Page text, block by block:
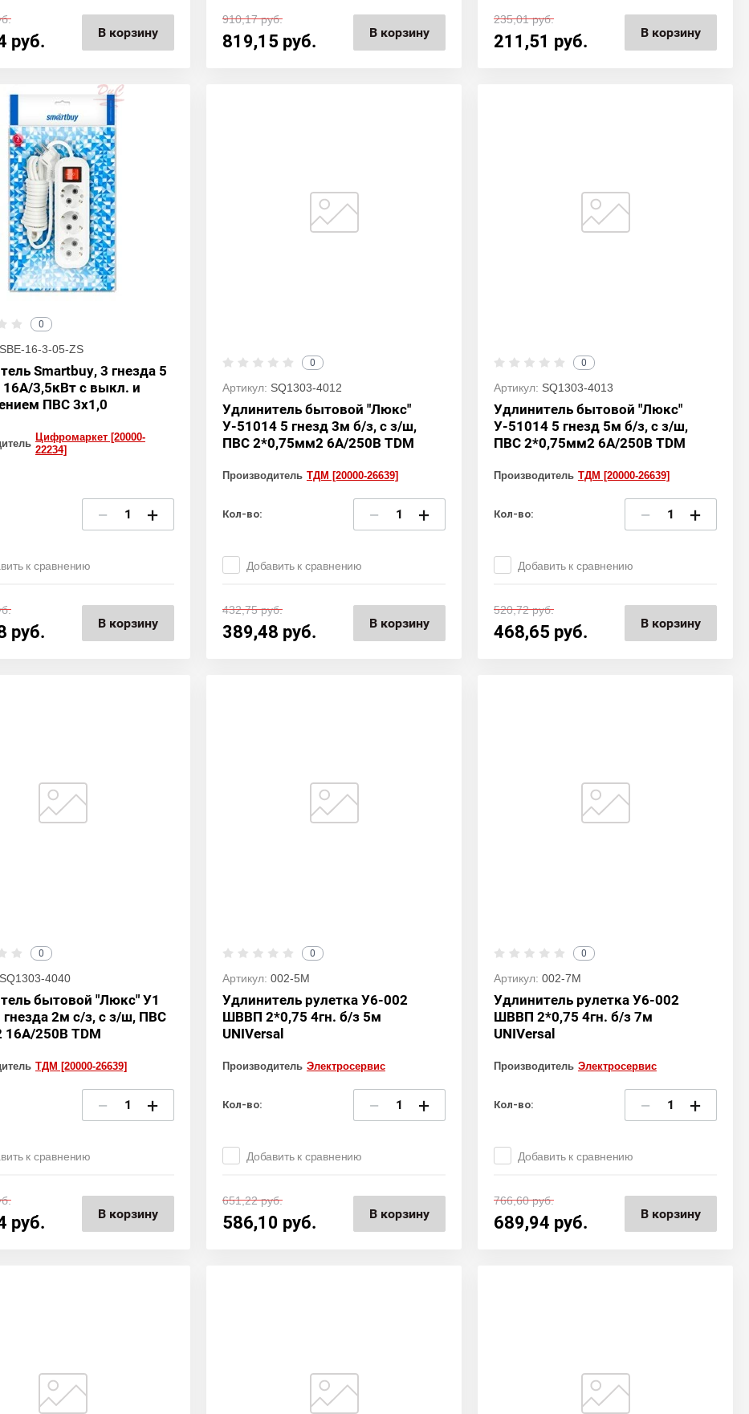
руб. В корзину
910,17руб.
819,15 руб. В корзину
235,01руб.
211,51 руб. В корзину
0
SBE-16-3-05-ZS
Smartbuy, 3 гнезда 5
16А/3,5кВт с выкл. и
ПВС 3х1,0
Цифромаркет [20000-
22234]
− +
к сравнению
руб. В корзину
0
Артикул: SQ1303-4012
Удлинитель бытовой "Люкс"
У-51014 5 гнезд 3м б/з, с з/ш,
ПВС 2*0,75мм2 6А/250В TDM
Производитель ТДМ [20000-26639]
Кол-во: − +
Добавить к сравнению
432,75руб.
389,48 руб. В корзину
0
Артикул: SQ1303-4013
Удлинитель бытовой "Люкс"
У-51014 5 гнезд 5м б/з, с з/ш,
ПВС 2*0,75мм2 6А/250В TDM
Производитель ТДМ [20000-26639]
Кол-во: − +
Добавить к сравнению
520,72руб.
468,65 руб. В корзину
0
SQ1303-4040
бытовой "Люкс" У1
2м с/з, с з/ш, ПВС
250В TDM
ТДМ [20000-26639]
− +
к сравнению
руб. В корзину
0
Артикул: 002-5М
Удлинитель рулетка У6-002
ШВВП 2*0,75 4гн. б/з 5м
UNIVersal
Производитель Электросервис
Кол-во: − +
Добавить к сравнению
651,22руб.
586,10 руб. В корзину
0
Артикул: 002-7М
Удлинитель рулетка У6-002
ШВВП 2*0,75 4гн. б/з 7м
UNIVersal
Производитель Электросервис
Кол-во: − +
Добавить к сравнению
766,60руб.
689,94 руб. В корзину